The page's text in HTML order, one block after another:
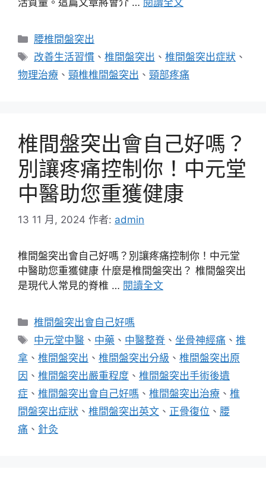
分
類
腰椎間盤突出
標
籤
改善生活習慣 、椎間盤突出 、椎間盤突出症狀 、
物理治療 、 頸椎椎間盤突出 、 頸部疼痛
椎間盤突出會自己好嗎？
別讓疼痛控制你！中元堂
中醫助您重獲健康
13 11 月, 2024 作者: admin
椎間盤突出會自己好嗎？別讓疼痛控制你！中元堂
中醫助您重獲健康 什麼是椎間盤突出？ 椎間盤突出
是現代人常見的脊椎 … 閱讀全文
分
類
椎間盤突出會自己好嗎
標
籤
中元堂中醫 、 中藥 、 中醫整脊 、坐骨神經痛 、推
拿 、 椎間盤突出 、 椎間盤突出分級 、 椎間盤突出原
因 、 椎間盤突出嚴重程度 、 椎間盤突出手術後遺
症 、 椎間盤突出會自己好嗎 、 椎間盤突出治療 、 椎
間盤突出症狀 、 椎間盤突出英文 、 正骨復位 、 腰
痛 、 針灸